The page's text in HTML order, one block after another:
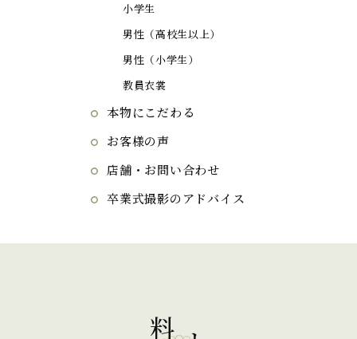
小学生
男性（高校生以上）
男性（小学生）
教員衣裳
本物にこだわる
お客様の声
店舗・お問い合わせ
卒業式撮影のアドバイス